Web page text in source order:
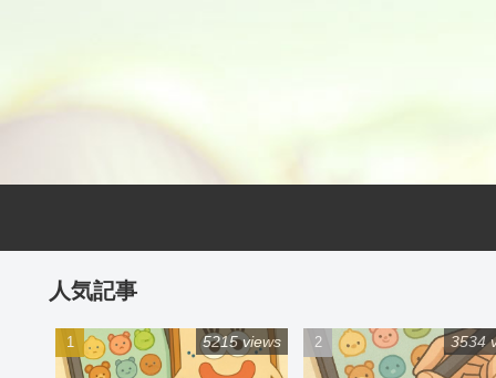
人気記事
5215 views 3534